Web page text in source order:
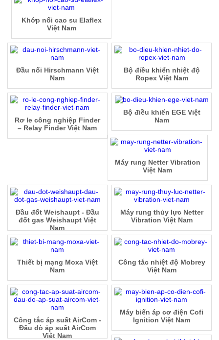
Khớp nối cao su Elaflex
Việt Nam
Đầu nối Hirschmann Việt
Nam
Bộ điều khiển nhiệt độ
Ropex Việt Nam
Rơ le công nghiệp Finder
– Relay Finder Việt Nam
Bộ điều khiển EGE Việt
Nam
Máy rung Netter Vibration
Việt Nam
Máy rung thủy lực Netter
Vibration Việt Nam
Đầu đốt Weishaupt - Đầu
đốt gas Weishaupt Việt
Nam
Công tắc nhiệt độ Mobrey
Việt Nam
Thiết bị mạng Moxa Việt
Nam
Máy biến áp cơ điện Cofi
Ignition Việt Nam
Công tắc áp suất AirCom -
Đầu dò áp suất AirCom
Việt Nam